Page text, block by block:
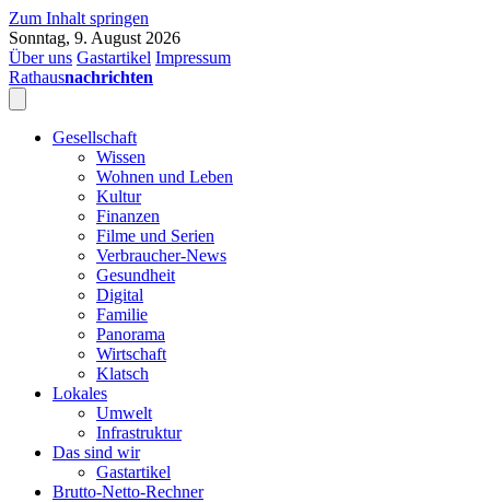
Zum Inhalt springen
Sonntag, 9. August 2026
Über uns Gastartikel Impressum
Rathausnachrichten
Gesellschaft
Wissen
Wohnen und Leben
Kultur
Finanzen
Filme und Serien
Verbraucher-News
Gesundheit
Digital
Familie
Panorama
Wirtschaft
Klatsch
Lokales
Umwelt
Infrastruktur
Das sind wir
Gastartikel
Brutto-Netto-Rechner